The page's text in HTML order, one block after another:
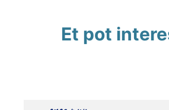
Et pot